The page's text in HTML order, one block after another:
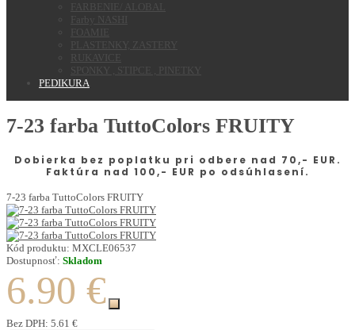
FARBENIE/ ALOBAL
Farby NASHI
FOAMIE
PLASTENKY, ZASTERY
RUKAVICE
SPONKY , STIPCE , PINETKY
PEDIKURA
7-23 farba TuttoColors FRUITY
Dobierka bez poplatku pri odbere nad 70,- EUR.
Faktúra nad 100,- EUR po odsúhlasení.
7-23 farba TuttoColors FRUITY
Kód produktu: MXCLE06537
Dostupnosť: Skladom
6.90 €
Bez DPH: 5.61 €